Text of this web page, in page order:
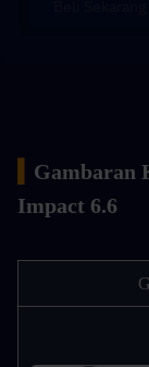
Gambaran
Impact 6.6